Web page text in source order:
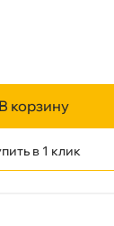
корзину
в 1 клик